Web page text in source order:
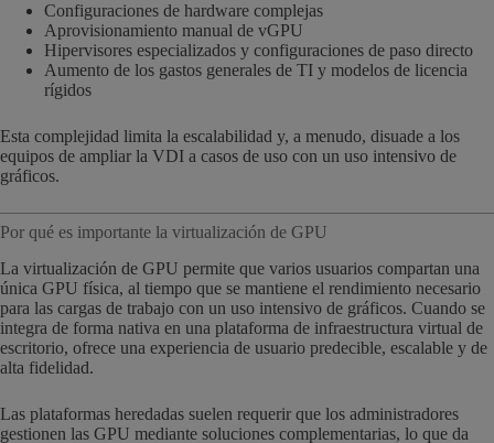
Configuraciones de hardware complejas
Aprovisionamiento manual de vGPU
Hipervisores especializados y configuraciones de paso directo
Aumento de los gastos generales de TI y modelos de licencia
rígidos
Esta complejidad limita la escalabilidad y, a menudo, disuade a los
equipos de ampliar la VDI a casos de uso con un uso intensivo de
gráficos.
Por qué es importante la virtualización de GPU
La virtualización de GPU permite que varios usuarios compartan una
única GPU física, al tiempo que se mantiene el rendimiento necesario
para las cargas de trabajo con un uso intensivo de gráficos. Cuando se
integra de forma nativa en una plataforma de infraestructura virtual de
escritorio, ofrece una experiencia de usuario predecible, escalable y de
alta fidelidad.
Las plataformas heredadas suelen requerir que los administradores
gestionen las GPU mediante soluciones complementarias, lo que da